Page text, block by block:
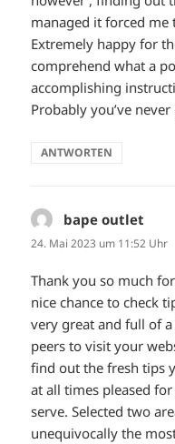
managed it forced me
Extremely happy for
comprehend what a
accomplishing
Probably you’ve
ANTWORTEN
bape outlet
24. Mai 2023 um 11:52 Uhr
Thank you so much
nice chance to check
very great and full of
peers to visit your
find out the fresh tips
at all times pleased
serve. Selected two
unequivocally the